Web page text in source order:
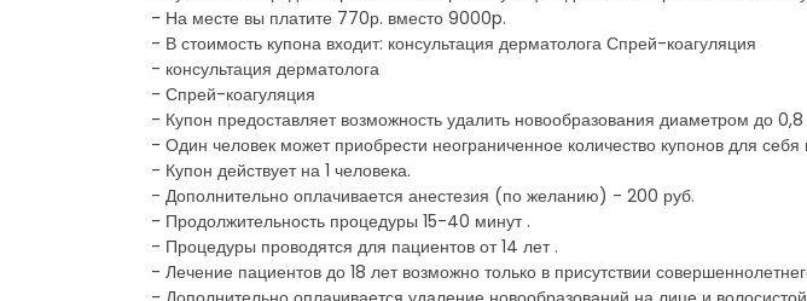
- На месте вы платите 770р. вместо 9000p.
- В стоимость купона входит: консультация дерматолога Спрей-коагуляция
- консультация дерматолога
- Спрей-коагуляция
- Купон предоставляет возможность удалить новообразования диаметром до
- Один человек может приобрести неограниченное количество купонов для себя
- Купон действует на 1 человека.
- Дополнительно оплачивается анестезия (по желанию) - 200 руб.
- Продолжительность процедуры 15-40 минут .
- Процедуры проводятся для пациентов от 14 лет .
- Лечение пациентов до 18 лет возможно только в присутствии